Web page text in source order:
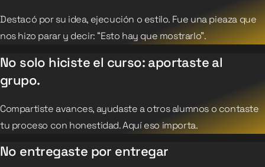
Destacó por su idea, ejecución o estilo. Fue una pieaza que
nos hizo parar y decir: “Esto hay que mostrarlo”.
No solo hiciste el curso: aportaste al
grupo.
Compartiste avances, ayudaste a otros alumnos o contaste
tu proceso con honestidad. Aquí eso importa.
No entregaste por entregar